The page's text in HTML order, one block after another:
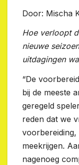
Door: Mischa
Hoe verloopt
nieuwe
uitdagingen
“De
bij de meeste
geregeld
reden dat we
voorbereiding,
meekrijgen.
nagenoeg